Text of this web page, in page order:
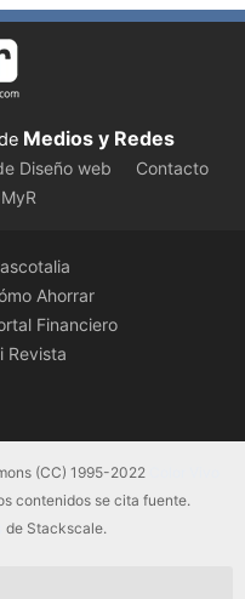
Medios y Redes
Diseño web
Contacto
Ahorrar
Financiero
Revista
(CC) 1995-2022
contenidos se cita fuente.
de Stackscale.